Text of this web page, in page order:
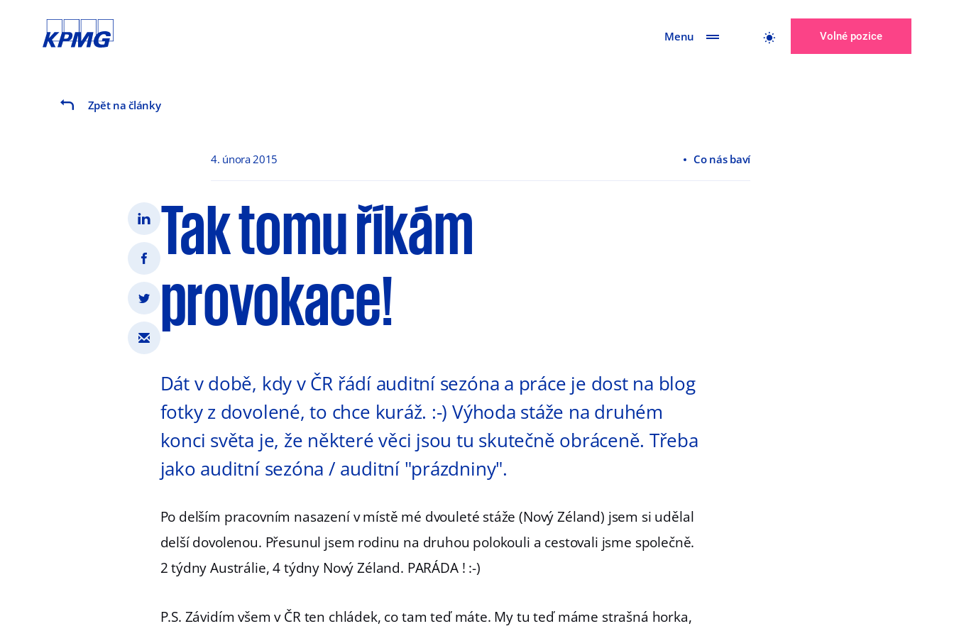
Menu Volné pozice
Zpět na články
4. února 2015 Co nás baví
Tak tomu říkám
provokace!
Dát v době, kdy v ČR řádí auditní sezóna a práce je dost na blog
fotky z dovolené, to chce kuráž. :-) Výhoda stáže na druhém
konci světa je, že některé věci jsou tu skutečně obráceně. Třeba
jako auditní sezóna / auditní "prázdniny".
Po delším pracovním nasazení v místě mé dvouleté stáže (Nový Zéland) jsem si udělal
delší dovolenou. Přesunul jsem rodinu na druhou polokouli a cestovali jsme společně.
2 týdny Austrálie, 4 týdny Nový Zéland. PARÁDA ! :-)
P.S. Závidím všem v ČR ten chládek, co tam teď máte. My tu teď máme strašná horka,